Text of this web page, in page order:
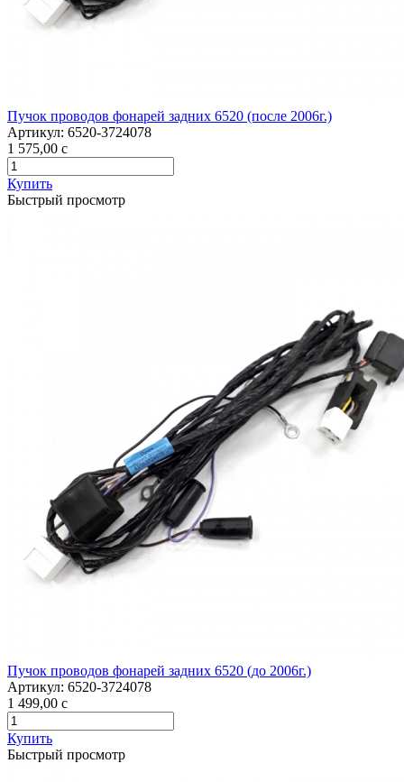
Пучок проводов фонарей задних 6520 (после 2006г.)
Артикул: 6520-3724078
1 575,00 c
Купить
Быстрый просмотр
Пучок проводов фонарей задних 6520 (до 2006г.)
Артикул: 6520-3724078
1 499,00 c
Купить
Быстрый просмотр